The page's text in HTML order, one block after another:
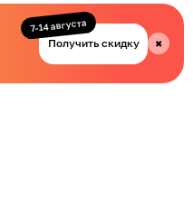
Получить скидку
7-14 августа
✖